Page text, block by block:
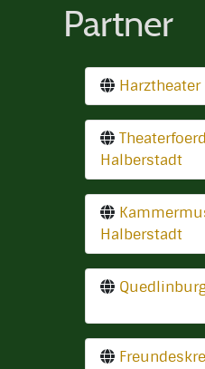
Partner
Harztheater
Halberstadt
Halberstadt